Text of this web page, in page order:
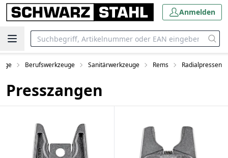
Anmelden
Berufswerkzeuge Sanitärwerkzeuge Rems Radialpressen
Presszangen